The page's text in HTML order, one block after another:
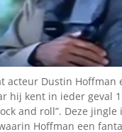
Uitvinding
jinglecassette
acteur Dustin Hoffman
hij kent in ieder geval
and roll”. Deze jingle
Hoffman een